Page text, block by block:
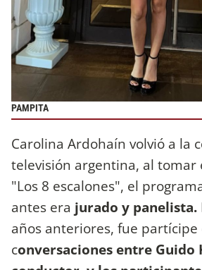
PAMPITA
Carolina Ardohaín volvió a la
televisión argentina, al tomar
"Los 8 escalones", el
antes era jurado y panelista.
años anteriores, fue partícipe
conversaciones entre Guido